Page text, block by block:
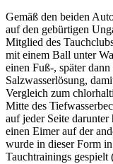
Gemäß den beiden
auf den gebürtigen
Mitglied des
mit einem Ball unter
einen Fuß-, später
Salzwasserlösung,
Vergleich zum
Mitte des
auf jeder Seite
einen Eimer auf der
wurde in dieser Form
Tauchtrainings